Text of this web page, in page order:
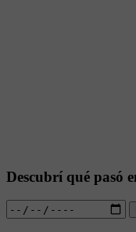
Descubrí qué pasó